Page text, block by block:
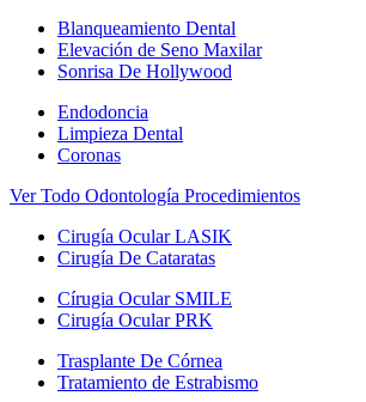
Blanqueamiento Dental
Elevación de Seno Maxilar
Sonrisa De Hollywood
Endodoncia
Limpieza Dental
Coronas
Ver Todo Odontología Procedimientos
Cirugía Ocular LASIK
Cirugía De Cataratas
Círugia Ocular SMILE
Cirugía Ocular PRK
Trasplante De Córnea
Tratamiento de Estrabismo